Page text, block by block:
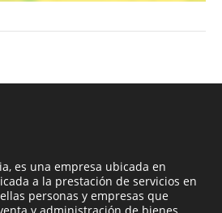
es una empresa ubicada en
a la prestación de servicios en
personas y empresas que